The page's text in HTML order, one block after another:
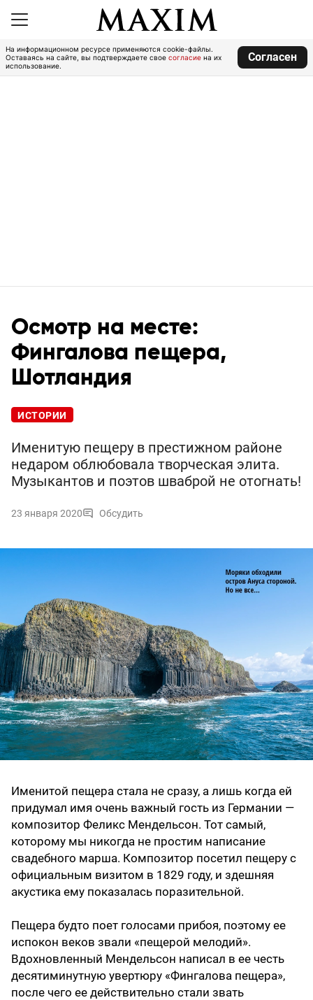
На информационном ресурсе применяются cookie-файлы.
Оставаясь на сайте, вы подтверждаете свое согласие на их
использование.
Согласен
Осмотр на месте:
Фингалова пещера,
Шотландия
ИСТОРИИ
Именитую пещеру в престижном районе
недаром облюбовала творческая элита.
Музыкантов и поэтов шваброй не отогнать!
23 января 2020 Обсудить
Именитой пещера стала не сразу, а лишь когда ей
придумал имя очень важный гость из Германии —
композитор Феликс Мендельсон. Тот самый,
которому мы никогда не простим написание
свадебного марша. Композитор посетил пещеру с
официальным визитом в 1829 году, и здешняя
акустика ему показалась поразительной.
Пещера будто поет голосами прибоя, поэтому ее
испокон веков звали «пещерой мелодий».
Вдохновленный Мендельсон написал в ее честь
десятиминутную увертюру «Фингалова пещера»,
после чего ее действительно стали звать